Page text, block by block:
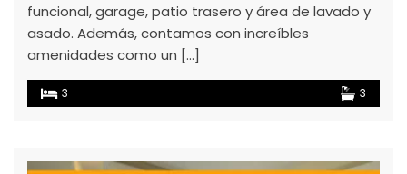
funcional, garage, patio trasero y área de lavado y
asado. Además, contamos con increíbles
amenidades como un […]
3 3